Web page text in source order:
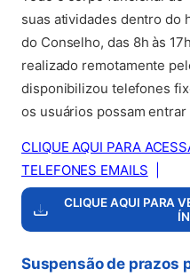
suas atividades dentro do
do Conselho, das 8h às
realizado remotamente
disponibilizou telefones
os usuários possam entrar
CLIQUE AQUI PARA
TELEFONES EMAILS
CLIQUE AQUI PARA
Suspensão de prazos